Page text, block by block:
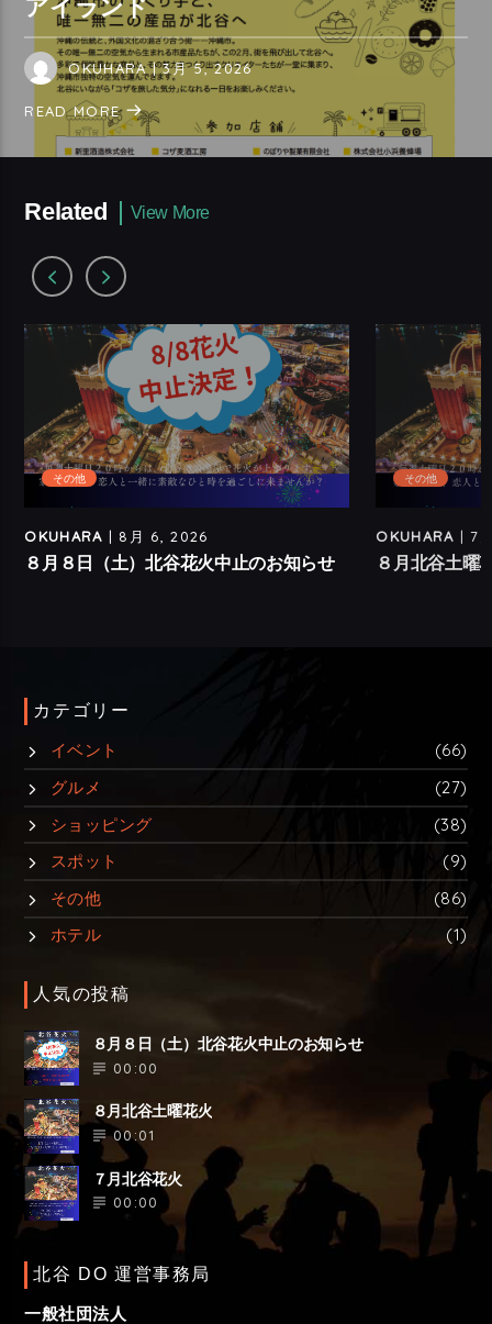
アイランド
OKUHARA| 3月 5, 2026
READ MORE
Related View More
その他
OKUHARA | 8月 6, 2026
８月８日（土）北谷花火中止のお知らせ
その他
OKUHARA | 7
８月北谷土曜
カテゴリー
イベント
(66)
グルメ
(27)
ショッピング
(38)
スポット
(9)
その他
(86)
ホテル
(1)
人気の投稿
８月８日（土）北谷花火中止のお知らせ
00:00
８月北谷土曜花火
00:01
７月北谷花火
00:00
北谷 DO 運営事務局
一般社団法人